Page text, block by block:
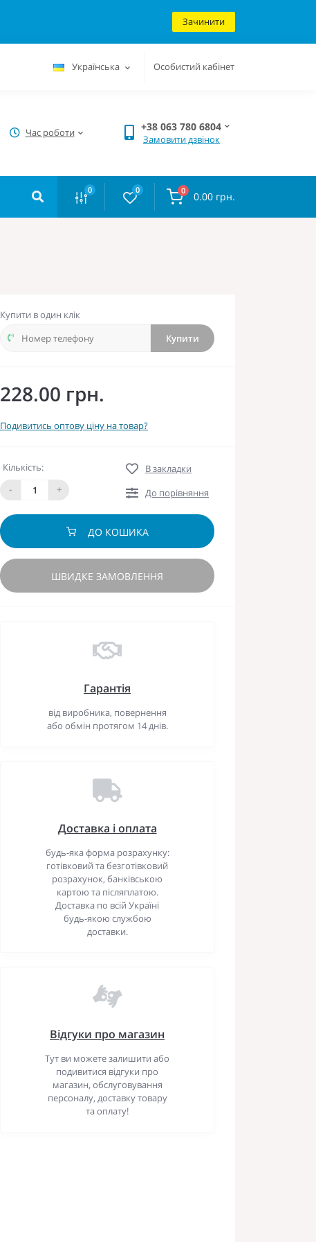
Зачинити
Українська Особистий кабінет
Час роботи +38 063 780 6804
Замовити дзвінок
0 0 0 0.00 грн.
Купити в один клік
Купити
228.00 грн.
Подивитись оптову ціну на товар?
Кількість:
-
+
В закладки
До порівняння
ДО КОШИКА
ШВИДКЕ ЗАМОВЛЕННЯ
Гарантія
від виробника, повернення
або обмін протягом 14 днів.
Доставка і оплата
будь-яка форма розрахунку:
готівковий та безготівковий
розрахунок, банківською
картою та післяплатою.
Доставка по всій Україні
будь-якою службою
доставки.
Відгуки про магазин
Тут ви можете залишити або
подивитися відгуки про
магазин, обслуговування
персоналу, доставку товару
та оплату!